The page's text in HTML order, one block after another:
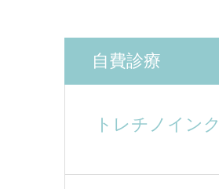
自費診療
トレチノイン